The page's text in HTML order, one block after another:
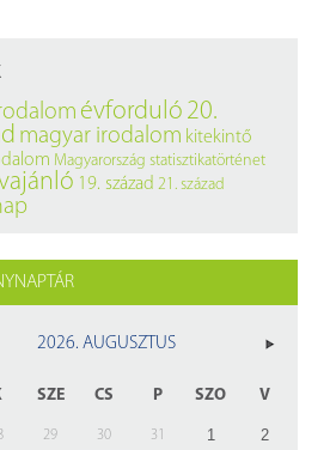
évforduló 20.
magyar irodalom kitekintő
Magyarország statisztikatörténet
19. század 21. század
2026. AUGUSZTUS
SZE CS P SZO V
29 30 31 1
2